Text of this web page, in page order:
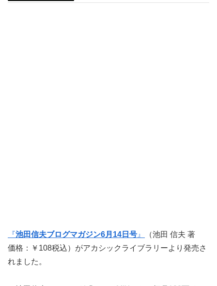
『池田信夫ブログマガジン6月14日号 』
（池田 信夫 著
価格：￥108税込）がアカシックライブラリーより発売さ
れました。